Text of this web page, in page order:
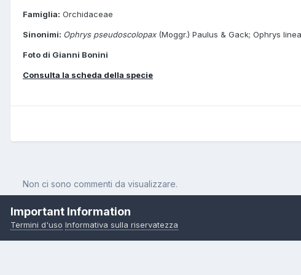
Famiglia: Orchidaceae
Sinonimi: Ophrys pseudoscolopax (Moggr.) Paulus & Gack; Ophrys
Foto di Gianni Bonini
Consulta la scheda della specie
Non ci sono commenti da visualizzare.
Pagina Iniziale Orchidee Ophrys holosericea subsp. linearis (Moggr.)
Important Information
Termini d'uso Informativa sulla riservatezza